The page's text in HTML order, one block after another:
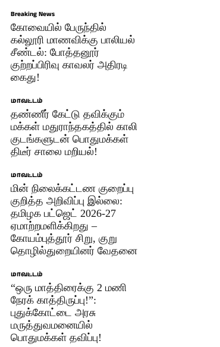
Breaking News
கோவையில் பேருந்தில்
கல்லூரி மாணவிக்கு பாலியல்
சீண்டல்: போத்தனூர்
குற்றப்பிரிவு காவலர் அதிரடி
கைது!
மாவட்டம்
தண்ணீர் கேட்டு தவிக்கும்
மக்கள் மதுராந்தகத்தில் காலி
குடங்களுடன் பொதுமக்கள்
திடீர் சாலை மறியல்!
மாவட்டம்
மின் நிலைக்கட்டண குறைப்பு
குறித்த அறிவிப்பு இல்லை:
தமிழக பட்ஜெட் 2026-27
ஏமாற்றமளிக்கிறது –
கோயம்புத்தூர் சிறு, குறு
தொழில்துறையினர் வேதனை
மாவட்டம்
“ஒரு மாத்திரைக்கு 2 மணி
நேரக் காத்திருப்பு!”:
புதுக்கோட்டை அரசு
மருத்துவமனையில்
பொதுமக்கள் தவிப்பு!